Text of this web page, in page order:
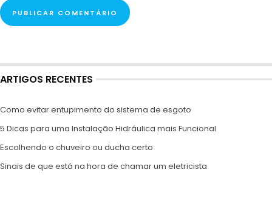
ARTIGOS RECENTES
Como evitar entupimento do sistema de esgoto
5 Dicas para uma Instalação Hidráulica mais Funcional
Escolhendo o chuveiro ou ducha certo
Sinais de que está na hora de chamar um eletricista